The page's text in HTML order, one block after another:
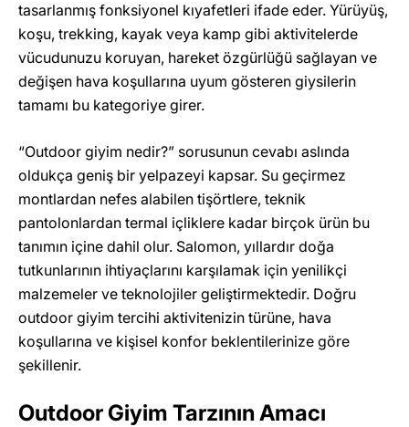
tasarlanmış fonksiyonel kıyafetleri ifade eder. Yürüyüş,
koşu, trekking, kayak veya kamp gibi aktivitelerde
vücudunuzu koruyan, hareket özgürlüğü sağlayan ve
değişen hava koşullarına uyum gösteren giysilerin
tamamı bu kategoriye girer.
“Outdoor giyim nedir?” sorusunun cevabı aslında
oldukça geniş bir yelpazeyi kapsar. Su geçirmez
montlardan nefes alabilen tişörtlere, teknik
pantolonlardan termal içliklere kadar birçok ürün bu
tanımın içine dahil olur. Salomon, yıllardır doğa
tutkunlarının ihtiyaçlarını karşılamak için yenilikçi
malzemeler ve teknolojiler geliştirmektedir. Doğru
outdoor giyim tercihi aktivitenizin türüne, hava
koşullarına ve kişisel konfor beklentilerinize göre
şekillenir.
Outdoor Giyim Tarzının Amacı